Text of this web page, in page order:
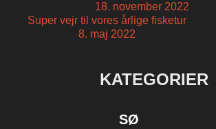
18. november 2022
Super vejr til vores årlige fisketur
8. maj 2022
KATEGORIER
SØ